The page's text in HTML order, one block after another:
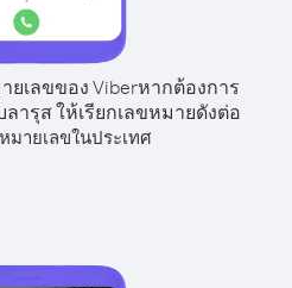
เลขของ Viberหากต้องการ
ารุส ให้เรียกเลขหมายดังต่อ
หมายเลขในประเทศ